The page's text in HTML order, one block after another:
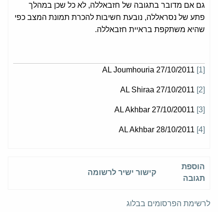
גם אם מדובר בתגובה של חזבאללה, לא כל שכן במהלך
פתע של נסראללה, נובעת חשיבות להכרת תמונת המצב כפי
שהיא משתקפת בראיית חזבאללה.
[1]
[2]
[3]
[4]
הוספת
תגובה
קישור ישיר לרשומה
לרשימת הפרסומים בבלוג